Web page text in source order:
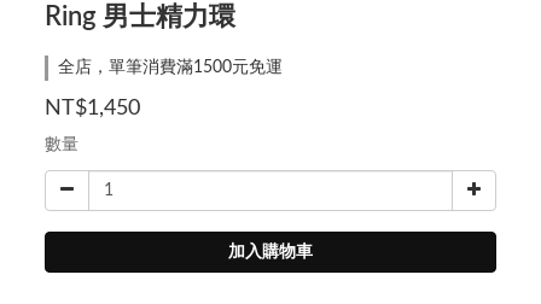
Ring 男士精力環
全店，單筆消費滿1500元免運
NT$1,450
數量
加入購物車